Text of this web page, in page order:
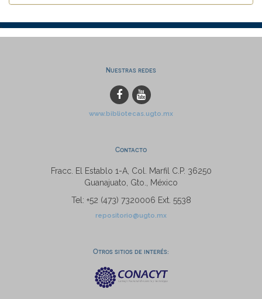
Nuestras redes
www.bibliotecas.ugto.mx
Contacto
Fracc. El Establo 1-A, Col. Marfil C.P. 36250
Guanajuato, Gto., México
Tel: +52 (473) 7320006 Ext. 5538
repositorio@ugto.mx
Otros sitios de interés: